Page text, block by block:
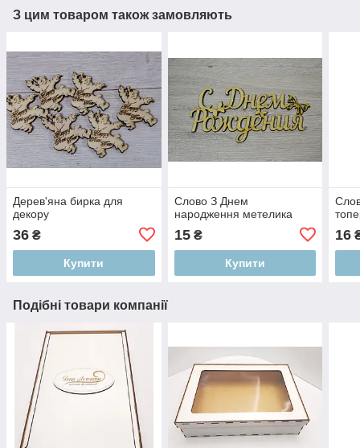
З цим товаром також замовляють
Дерев'яна бирка для
декору
36 ₴
Купити
Слово З Днем
народження метелика
15₴
Купити
16
Подібні товари компанії